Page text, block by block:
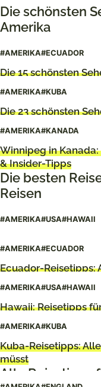
Die schönsten
Amerika
#AMERIKA#ECUADOR
Die 15 schönsten
#AMERIKA#KUBA
Die 23 schönsten
#AMERIKA#KANADA
Winnipeg in
& Insider-Tipps
Die besten
Reisen
#AMERIKA#USA#HAWAII
#AMERIKA#ECUADOR
Ecuador-Reisetipps:
müsst
#AMERIKA#USA#HAWAII
Hawaii: Reisetipps
unvergesslichen
#AMERIKA#KUBA
Kuba-Reisetipps:
müsst
Alle Reisetipps